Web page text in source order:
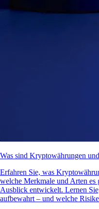
Was sind Kryptowährungen
Erfahren Sie, was
welche Merkmale und Arten
Ausblick entwickelt. Lernen
aufbewahrt – und welche